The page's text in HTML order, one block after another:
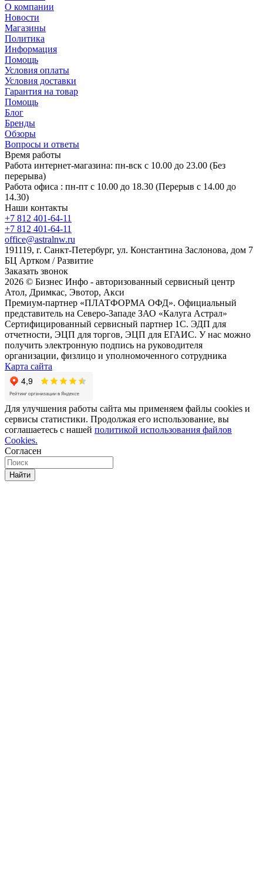
О компании
Новости
Магазины
Политика
Информация
Помощь
Условия оплаты
Условия доставки
Гарантия на товар
Помощь
Блог
Бренды
Обзоры
Вопросы и ответы
Время работы
Работа интернет-магазина: пн-вск с 10.00 до 23.00 (Без
перерыва)
Работа офиса : пн-пт с 10.00 до 18.30 (Перерыв с 14.00 до
14.30)
Наши контакты
+7 812 401-64-11
+7 812 401-64-11
office@astralnw.ru
191119, г. Санкт-Петербург, ул. Константина Заслонова, дом 7
БЦ Артком / Развитие
Заказать звонок
2026 © Бизнес Инфо - авторизованный сервисный центр
Атол, Дримкас, Эвотор, Акси
Премиум-партнер «ПЛАТФОРМА ОФД». Официальный
представитель на Северо-Западе ЗАО «Калуга Астрал»
Сертифицированный сервисный партнер 1C. ЭДП для
отчетности, ЭЦП для торгов, ЭЦП для ЕГАИС. У нас можно
получить электронную подпись на руководителя
организации, физлицо и уполномоченного сотрудника
Карта сайта
Для улучшения работы сайта мы применяем файлы cookies и
сервисы статистики. Продолжая его использование, вы
соглашаетесь с нашей политикой использования файлов
Cookies.
Согласен
Найти